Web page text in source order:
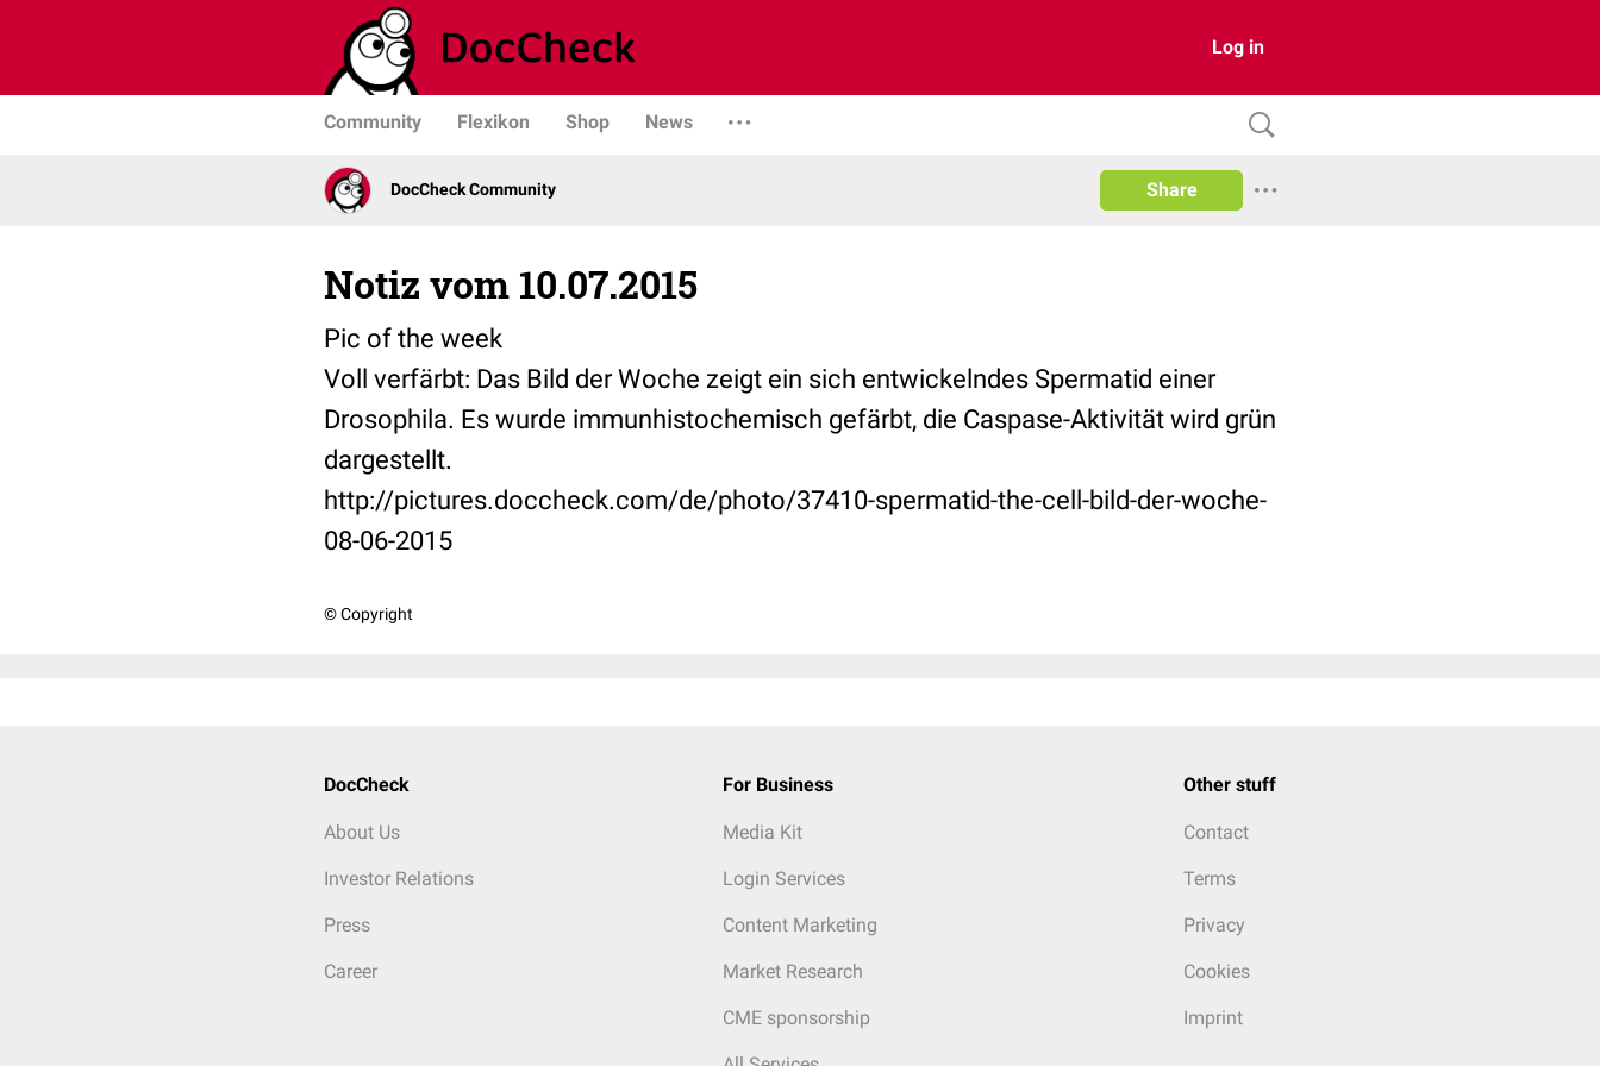
Log in
Community Flexikon Shop News
DocCheck Community Share
Notiz vom 10.07.2015
Pic of the week
Voll verfärbt: Das Bild der Woche zeigt ein sich entwickelndes Spermatid einer
Drosophila. Es wurde immunhistochemisch gefärbt, die Caspase-Aktivität wird grün
dargestellt.
http://pictures.doccheck.com/de/photo/37410-spermatid-the-cell-bild-der-woche-
08-06-2015
© Copyright
DocCheck
About Us
Investor Relations
Press
Career
For Business
Media Kit
Login Services
Content Marketing
Market Research
CME sponsorship
Other stuff
Contact
Terms
Privacy
Cookies
Imprint